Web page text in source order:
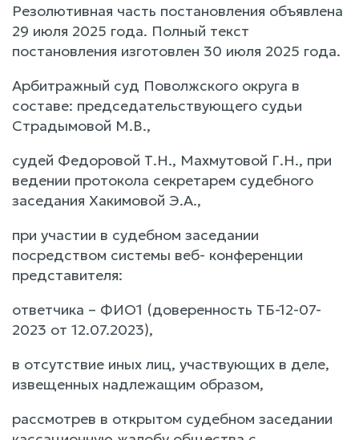
Резолютивная часть постановления объявлена
29 июля 2025 года. Полный текст
постановления изготовлен 30 июля 2025 года.
Арбитражный суд Поволжского округа в
составе: председательствующего судьи
Страдымовой М.В.,
судей Федоровой Т.Н., Махмутовой Г.Н., при
ведении протокола секретарем судебного
заседания Хакимовой Э.А.,
при участии в судебном заседании
посредством системы веб- конференции
представителя:
ответчика – ФИО1 (доверенность ТБ-12-07-
2023 от 12.07.2023),
в отсутствие иных лиц, участвующих в деле,
извещенных надлежащим образом,
рассмотрев в открытом судебном заседании